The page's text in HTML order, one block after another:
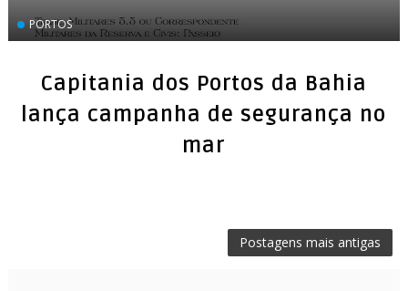
PORTOS
Capitania dos Portos da Bahia
lança campanha de segurança no
mar
Postagens mais antigas